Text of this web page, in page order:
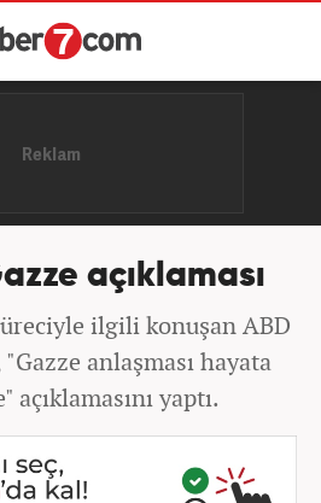
açıklaması
ilgili konuşan ABD
anlaşması hayata
yaptı.